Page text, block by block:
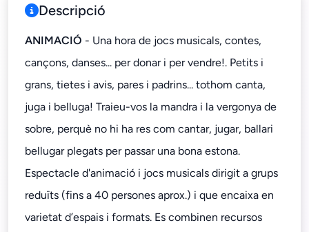
Descripció
ANIMACIÓ - Una hora de jocs musicals, contes,
cançons, danses... per donar i per vendre!. Petits i
grans, tietes i avis, pares i padrins... tothom canta,
juga i belluga! Traieu-vos la mandra i la vergonya de
sobre, perquè no hi ha res com cantar, jugar, ballari
bellugar plegats per passar una bona estona.
Espectacle d'animació i jocs musicals dirigit a grups
reduïts (fins a 40 persones aprox.) i que encaixa en
varietat d’espais i formats. Es combinen recursos